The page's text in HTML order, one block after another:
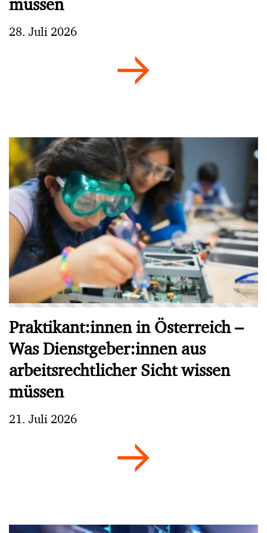
müssen
28. Juli 2026
Praktikant:innen in Österreich –
Was Dienstgeber:innen aus
arbeitsrechtlicher Sicht wissen
müssen
21. Juli 2026